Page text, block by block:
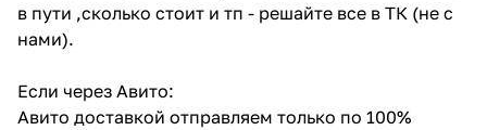
в пути ,сколько стоит и тп - решайте все в ТК (не с
нами).
Если через Авито:
Авито доставкой отправляем только по 100%